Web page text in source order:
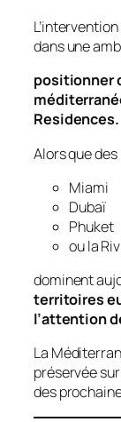
dans une
positionner
Residences.
Alors que
Miami
Dubaï
Phuket
ou la
dominent
territoires
l’attention
La
préservée
des